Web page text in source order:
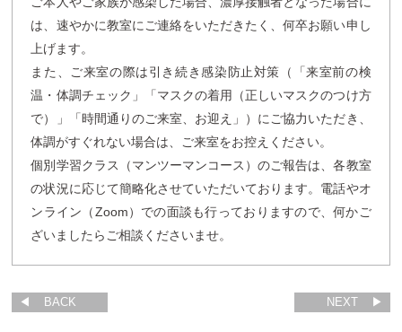
は、速やかに教室にご連絡をいただきたく、何卒お願い申し
上げます。
また、ご来室の際は引き続き感染防止対策（「来室前の検
温・体調チェック」「マスクの着用（正しいマスクのつけ方
で）」「時間通りのご来室、お迎え」）にご協力いただき、
体調がすぐれない場合は、ご来室をお控えください。
個別学習クラス（マンツーマンコース）のご報告は、各教室
の状況に応じて簡略化させていただいております。電話やオ
ンライン（Zoom）での面談も行っておりますので、何かご
ざいましたらご相談くださいませ。
BACK NEXT